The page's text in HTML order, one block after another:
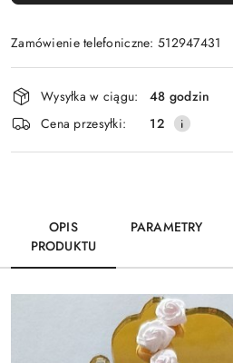
Zamówienie telefoniczne: 512947431
Wyślij
Dostępność
i
dostawa
Wysyłka w ciągu:
48 godzin
Cena przesyłki:
12
OPIS
PRODUKTU
PARAMETRY